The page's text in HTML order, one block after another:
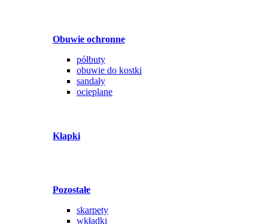
Obuwie ochronne
półbuty
obuwie do kostki
sandały
ocieplane
Klapki
Pozostałe
skarpety
wkładki